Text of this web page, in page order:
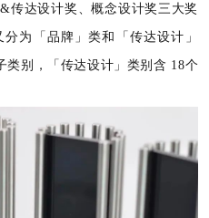
传达设计奖、概念设计奖三大奖
为「品牌」类和「传达设计」
类别，「传达设计」类别含 18个